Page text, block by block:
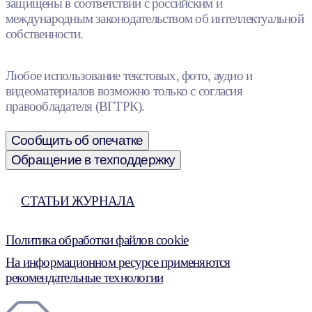
защищены в соответствии с российским и
международным законодательством об интеллектуальной
собственности.
Любое использование текстовых, фото, аудио и
видеоматериалов возможно только с согласия
правообладателя (ВГТРК).
Сообщить об опечатке
Обращение в техподдержку
СТАТЬИ ЖУРНАЛА
Политика обработки файлов cookie
На информационном ресурсе применяются
рекомендательные технологии